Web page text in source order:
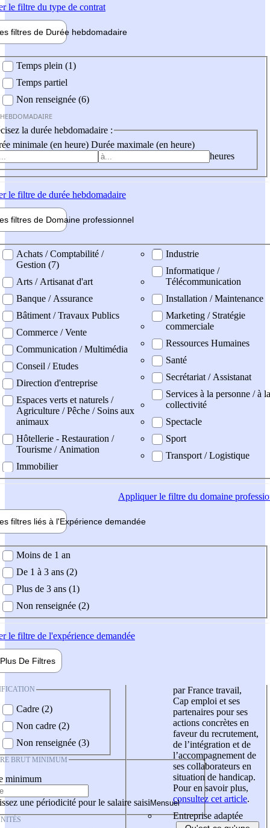
le filtre du type de contrat
filtres de Durée hebdomadaire
Temps plein (1)
Temps partiel
Non renseignée (6)
la durée hebdomadaire :
minimale (en heure) Durée maximale (en heure)
heures
le filtre de durée hebdomadaire
filtres de Domaine professionnel
professionel
Achats / Comptabilité /
Gestion (7)
Arts / Artisanat d'art
Banque / Assurance
Bâtiment / Travaux Publics
Commerce / Vente
Communication / Multimédia
Conseil / Etudes
Direction d'entreprise
Espaces verts et naturels /
Agriculture / Pêche / Soins aux
animaux
Hôtellerie - Restauration /
Tourisme / Animation
Immobilier
Industrie
Informatique /
Télécommunication
Installation / Maintenance
Marketing / Stratégie
commerciale
Ressources Humaines
Santé
Secrétariat / Assistanat
Services à la personne / à la
collectivité
Spectacle
Sport
Transport / Logistique
Appliquerle filtre du domaine
filtres liés à l'Expérience demandée
demandée
Moins de 1 an
De 1 à 3 ans (2)
Plus de 3 ans (1)
Non renseignée (2)
le filtre de l'expérience demandée
Plus De Filtres
Cadre (2)
Non cadre (2)
Non renseignée (3)
BRUT MINIMUM
minimum
une périodicité pour le salaire saisi
par France travail,
Cap emploi et ses
partenaires pour ses
actions concrètes en
faveur du recrutement,
de l’intégration et de
l’accompagnement de
ses collaborateurs en
situation de handicap.
Pour en savoir plus,
consultez cet article.
Entreprise adaptée